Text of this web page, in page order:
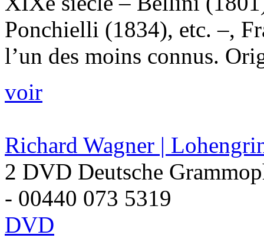
Ponchielli (1834), etc. –,
l’un des moins connus.
voir
Richard Wagner |
2 DVD Deutsche
- 00440 073 5319
DVD